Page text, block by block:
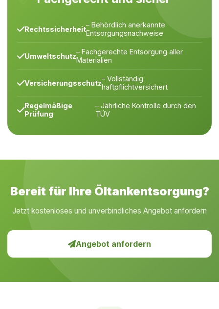
Rechtssicherheit– Behördlich anerkannte
Entsorgungsnachweise
Umweltschutz– Fachgerechte Entsorgung aller
Materialien
Versicherungsschutz– Vollständig
haftpflichtversichert
Regelmäßige
Prüfung
– Jährliche Kontrolle durch den
TÜV
Bereit für Ihre Öltankentsorgung?
Jetzt kostenloses und unverbindliches Angebot anfordern
Angebot anfordern